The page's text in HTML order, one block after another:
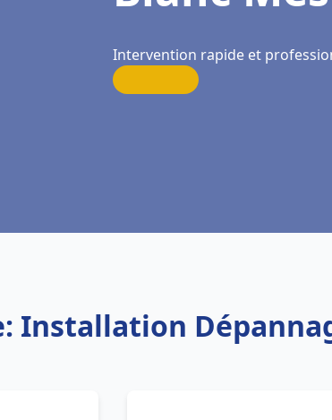
Intervention rapide et
Installation